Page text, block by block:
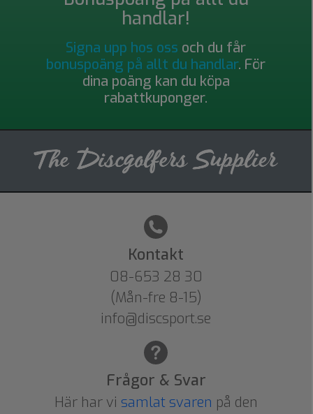
handlar!
Signa upp hos oss och du får
bonuspoäng på allt du handlar. För
dina poäng kan du köpa
rabattkuponger.
Kontakt
08-653 28 30
(Mån-fre 8-15)
info@discsport.se
Frågor & Svar
Här har vi samlat svaren på den